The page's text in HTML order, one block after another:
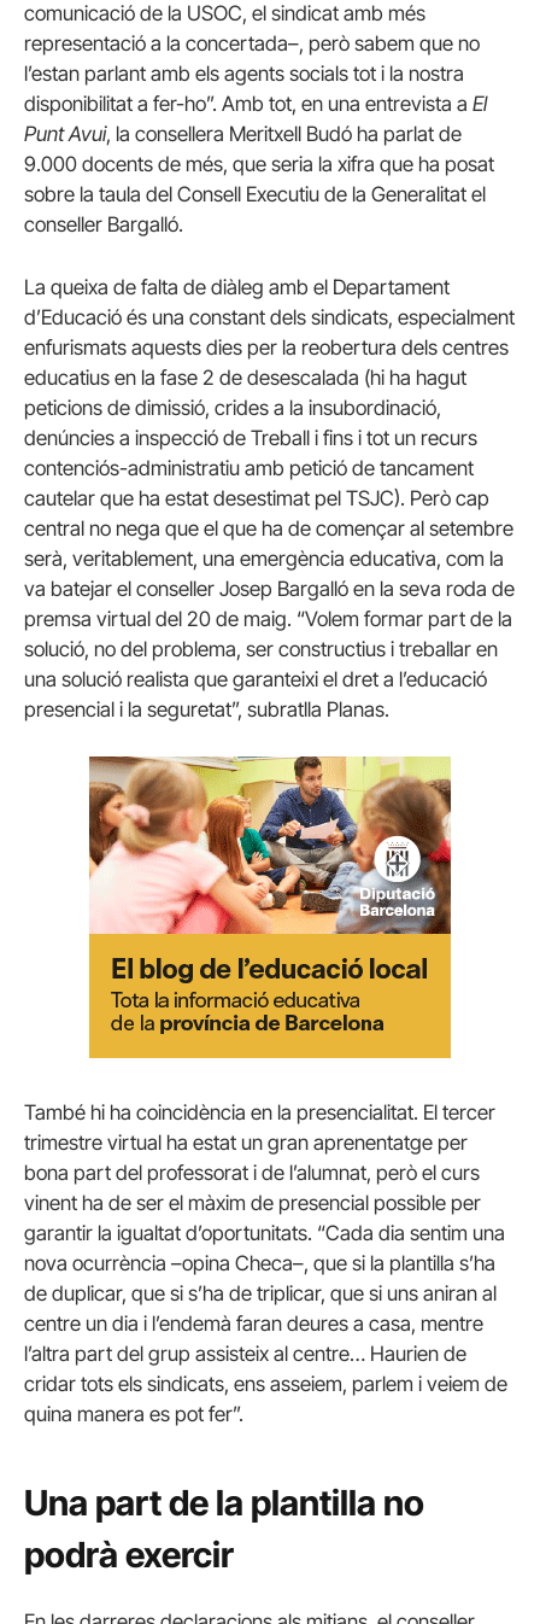
comunicació de la USOC, el sindicat amb més
representació a la concertada–, però sabem que no
l’estan parlant amb els agents socials tot i la nostra
disponibilitat a fer-ho”. Amb tot, en una entrevista a El
Punt Avui, la consellera Meritxell Budó ha parlat de
9.000 docents de més, que seria la xifra que ha posat
sobre la taula del Consell Executiu de la Generalitat el
conseller Bargalló.
La queixa de falta de diàleg amb el Departament
d’Educació és una constant dels sindicats, especialment
enfurismats aquests dies per la reobertura dels centres
educatius en la fase 2 de desescalada (hi ha hagut
peticions de dimissió, crides a la insubordinació,
denúncies a inspecció de Treball i fins i tot un recurs
contenciós-administratiu amb petició de tancament
cautelar que ha estat desestimat pel TSJC). Però cap
central no nega que el que ha de començar al setembre
serà, veritablement, una emergència educativa, com la
va batejar el conseller Josep Bargalló en la seva roda de
premsa virtual del 20 de maig. “Volem formar part de la
solució, no del problema, ser constructius i treballar en
una solució realista que garanteixi el dret a l’educació
presencial i la seguretat”, subratlla Planas.
També hi ha coincidència en la presencialitat. El tercer
trimestre virtual ha estat un gran aprenentatge per
bona part del professorat i de l’alumnat, però el curs
vinent ha de ser el màxim de presencial possible per
garantir la igualtat d’oportunitats. “Cada dia sentim una
nova ocurrència –opina Checa–, que si la plantilla s’ha
de duplicar, que si s’ha de triplicar, que si uns aniran al
centre un dia i l’endemà faran deures a casa, mentre
l’altra part del grup assisteix al centre… Haurien de
cridar tots els sindicats, ens asseiem, parlem i veiem de
quina manera es pot fer”.
Una part de la plantilla no
podrà exercir